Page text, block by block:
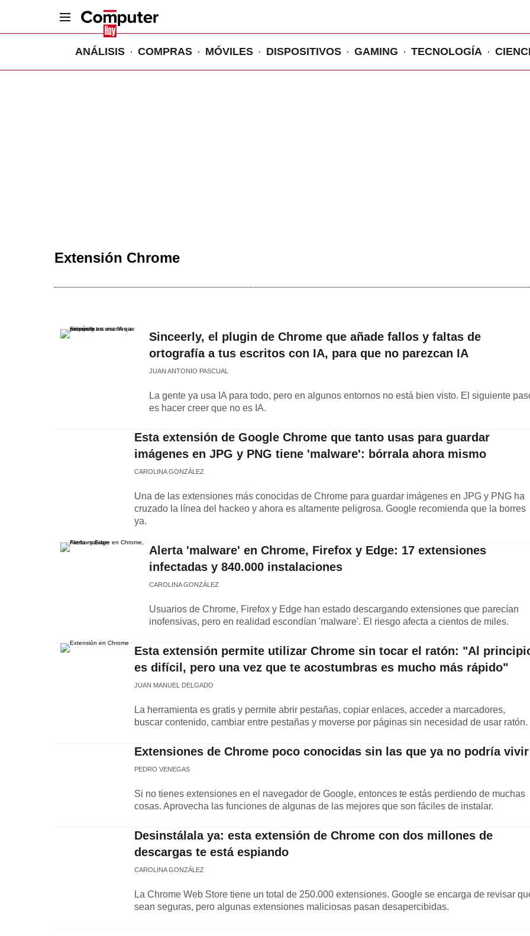
ANÁLISIS COMPRAS MÓVILES DISPOSITIVOS GAMING TECNOLOGÍA
Extensión Chrome
Sinceerly, el plugin de Chrome que añade fallos y faltas de
ortografía a tus escritos con IA, para que no parezcan IA
JUAN ANTONIO PASCUAL
La gente ya usa IA para todo, pero en algunos entornos no está bien visto. El siguiente
es hacer creer que no es IA.
Esta extensión de Google Chrome que tanto usas para guardar
imágenes en JPG y PNG tiene 'malware': bórrala ahora mismo
CAROLINA GONZÁLEZ
Una de las extensiones más conocidas de Chrome para guardar imágenes en JPG y PNG ha
cruzado la línea del hackeo y ahora es altamente peligrosa. Google recomienda que la borres
ya.
Alerta 'malware' en Chrome, Firefox y Edge: 17 extensiones
infectadas y 840.000 instalaciones
CAROLINA GONZÁLEZ
Usuarios de Chrome, Firefox y Edge han estado descargando extensiones que parecían
inofensivas, pero en realidad escondían 'malware'. El riesgo afecta a cientos de miles.
Esta extensión permite utilizar Chrome sin tocar el ratón: "Al
es difícil, pero una vez que te acostumbras es mucho más rápido"
JUAN MANUEL DELGADO
La herramienta es gratis y permite abrir pestañas, copiar enlaces, acceder a marcadores,
buscar contenido, cambiar entre pestañas y moverse por páginas sin necesidad de usar ratón.
Extensiones de Chrome poco conocidas sin las que ya no podría vivir
PEDRO VENEGAS
Si no tienes extensiones en el navegador de Google, entonces te estás perdiendo de muchas
cosas. Aprovecha las funciones de algunas de las mejores que son fáciles de instalar.
Desinstálala ya: esta extensión de Chrome con dos millones de
descargas te está espiando
CAROLINA GONZÁLEZ
La Chrome Web Store tiene un total de 250.000 extensiones. Google se encarga de revisar
sean seguras, pero algunas extensiones maliciosas pasan desapercibidas.